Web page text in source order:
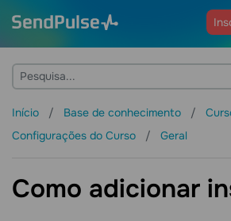
Início Base de conhecimento
Configurações do Curso
Geral
Como adicionar